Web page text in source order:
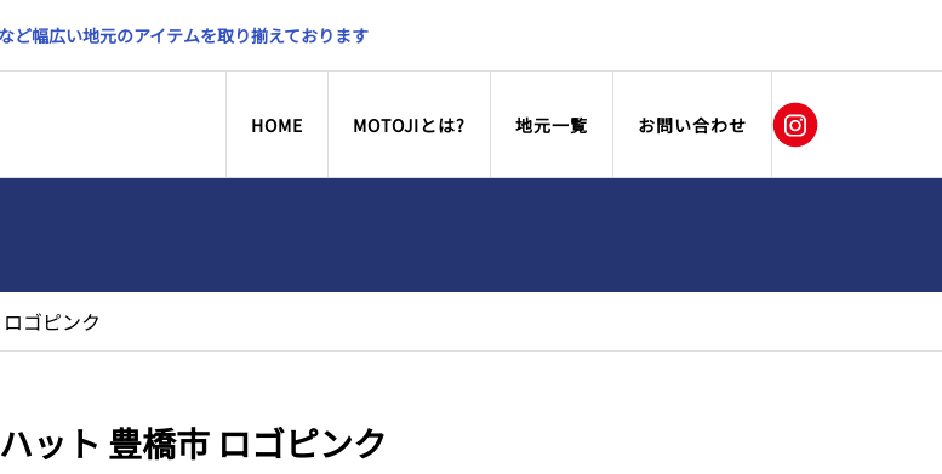
ど幅広い地元のアイテムを取り揃えております
HOME MOTOJIとは? 地元一覧 お問い合わせ
ゴピンク
ット 豊橋市 ロゴピンク